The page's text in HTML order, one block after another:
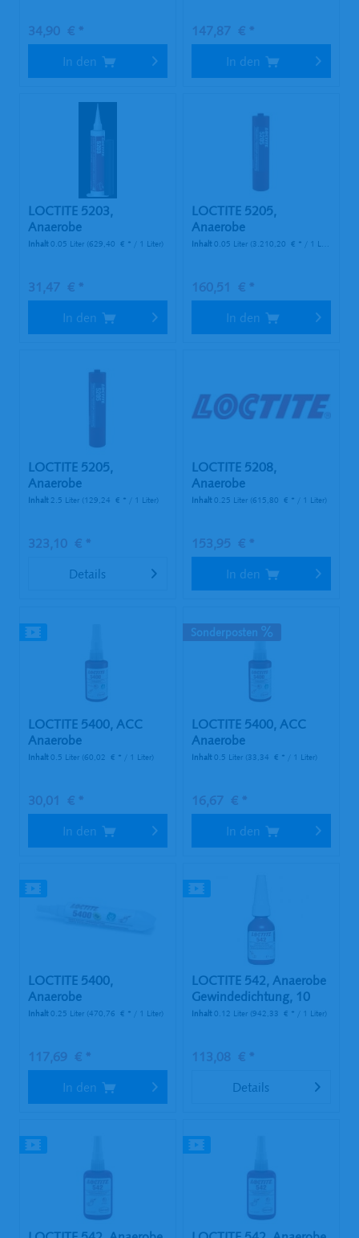
34,90 € *
In den
147,87 € *
In den
LOCTITE 5203,
Anaerobe
Flächendichtung, 50 ml...
Inhalt0.05 Liter (629,40 € * / 1 Liter)
31,47 € *
In den
LOCTITE 5205,
Anaerobe
Flächendichtung, 300
Inhalt0.05 Liter (3.210,20 € * / 1 Liter)
160,51 € *
In den
LOCTITE 5205,
Anaerobe
Flächendichtung, 50 ml...
Inhalt 2.5 Liter (129,24 € * / 1 Liter)
323,10 € *
Details
LOCTITE 5208,
Anaerobe
Flächendichtung, 250
Inhalt0.25 Liter (615,80 € * / 1 Liter)
153,95 € *
In den
LOCTITE 5400, ACC
Anaerobe
Gewindedichtung, 50...
Inhalt0.5 Liter (60,02 € * / 1 Liter)
30,01 € *
In den
Sonderposten
LOCTITE 5400, ACC
Anaerobe
Gewindedichtung, 50...
Inhalt0.5 Liter (33,34 € * / 1 Liter)
16,67 € *
In den
LOCTITE 5400,
Anaerobe
Gewindedichtung, 250
Inhalt0.25 Liter (470,76 € * / 1 Liter)
117,69 € *
In den
LOCTITE 542, Anaerobe
Gewindedichtung, 10
ml...
Inhalt0.12 Liter (942,33 € * / 1 Liter)
113,08 € *
Details